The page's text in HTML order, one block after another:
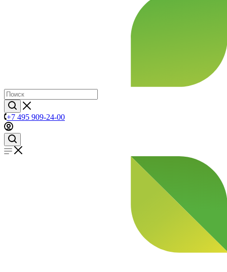
+7 495 909-24-00